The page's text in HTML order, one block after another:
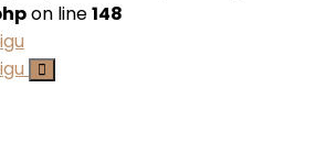
on line148